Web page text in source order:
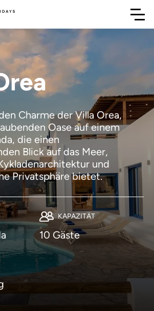
Charme der Villa Orea,
Oase auf einem
die einen
Blick auf das Meer,
und
Privatsphäre bietet.
KAPAZITÄT
10 Gäste